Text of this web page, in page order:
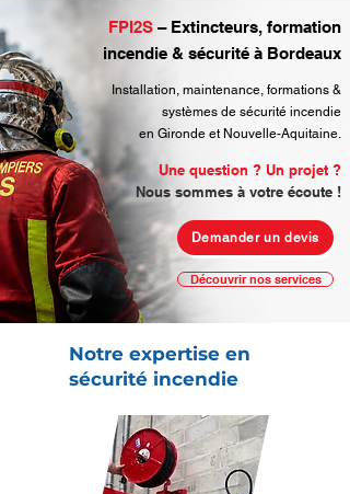
FPI2S – Extincteurs, formation
incendie & sécurité à Bordeaux
Installation, maintenance, formations &
systèmes de sécurité incendie
en Gironde et Nouvelle-Aquitaine.
Une question ? Un projet ?
Nous sommes à votre écoute !
Demander un devis
Découvrir nos services
Notre expertise en
sécurité incendie